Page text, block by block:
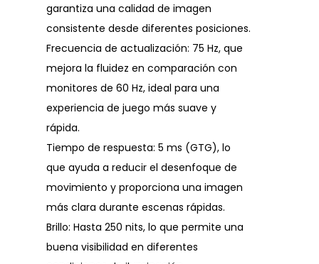
garantiza una calidad de imagen
consistente desde diferentes posiciones.
Frecuencia de actualización: 75 Hz, que
mejora la fluidez en comparación con
monitores de 60 Hz, ideal para una
experiencia de juego más suave y
rápida.
Tiempo de respuesta: 5 ms (GTG), lo
que ayuda a reducir el desenfoque de
movimiento y proporciona una imagen
más clara durante escenas rápidas.
Brillo: Hasta 250 nits, lo que permite una
buena visibilidad en diferentes